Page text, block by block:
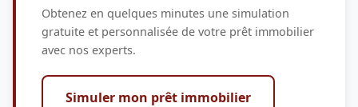
Obtenez en quelques minutes une simulation
gratuite et personnalisée de votre prêt immobilier
avec nos experts.
Simuler mon prêt immobilier